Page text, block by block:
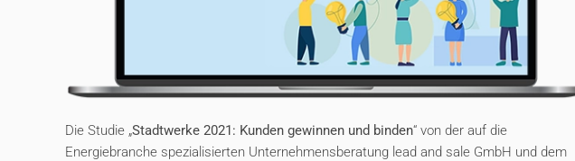
Die Studie „Stadtwerke 2021: Kunden gewinnen und binden“ von der auf die
Energiebranche spezialisierten Unternehmensberatung lead and sale GmbH und dem